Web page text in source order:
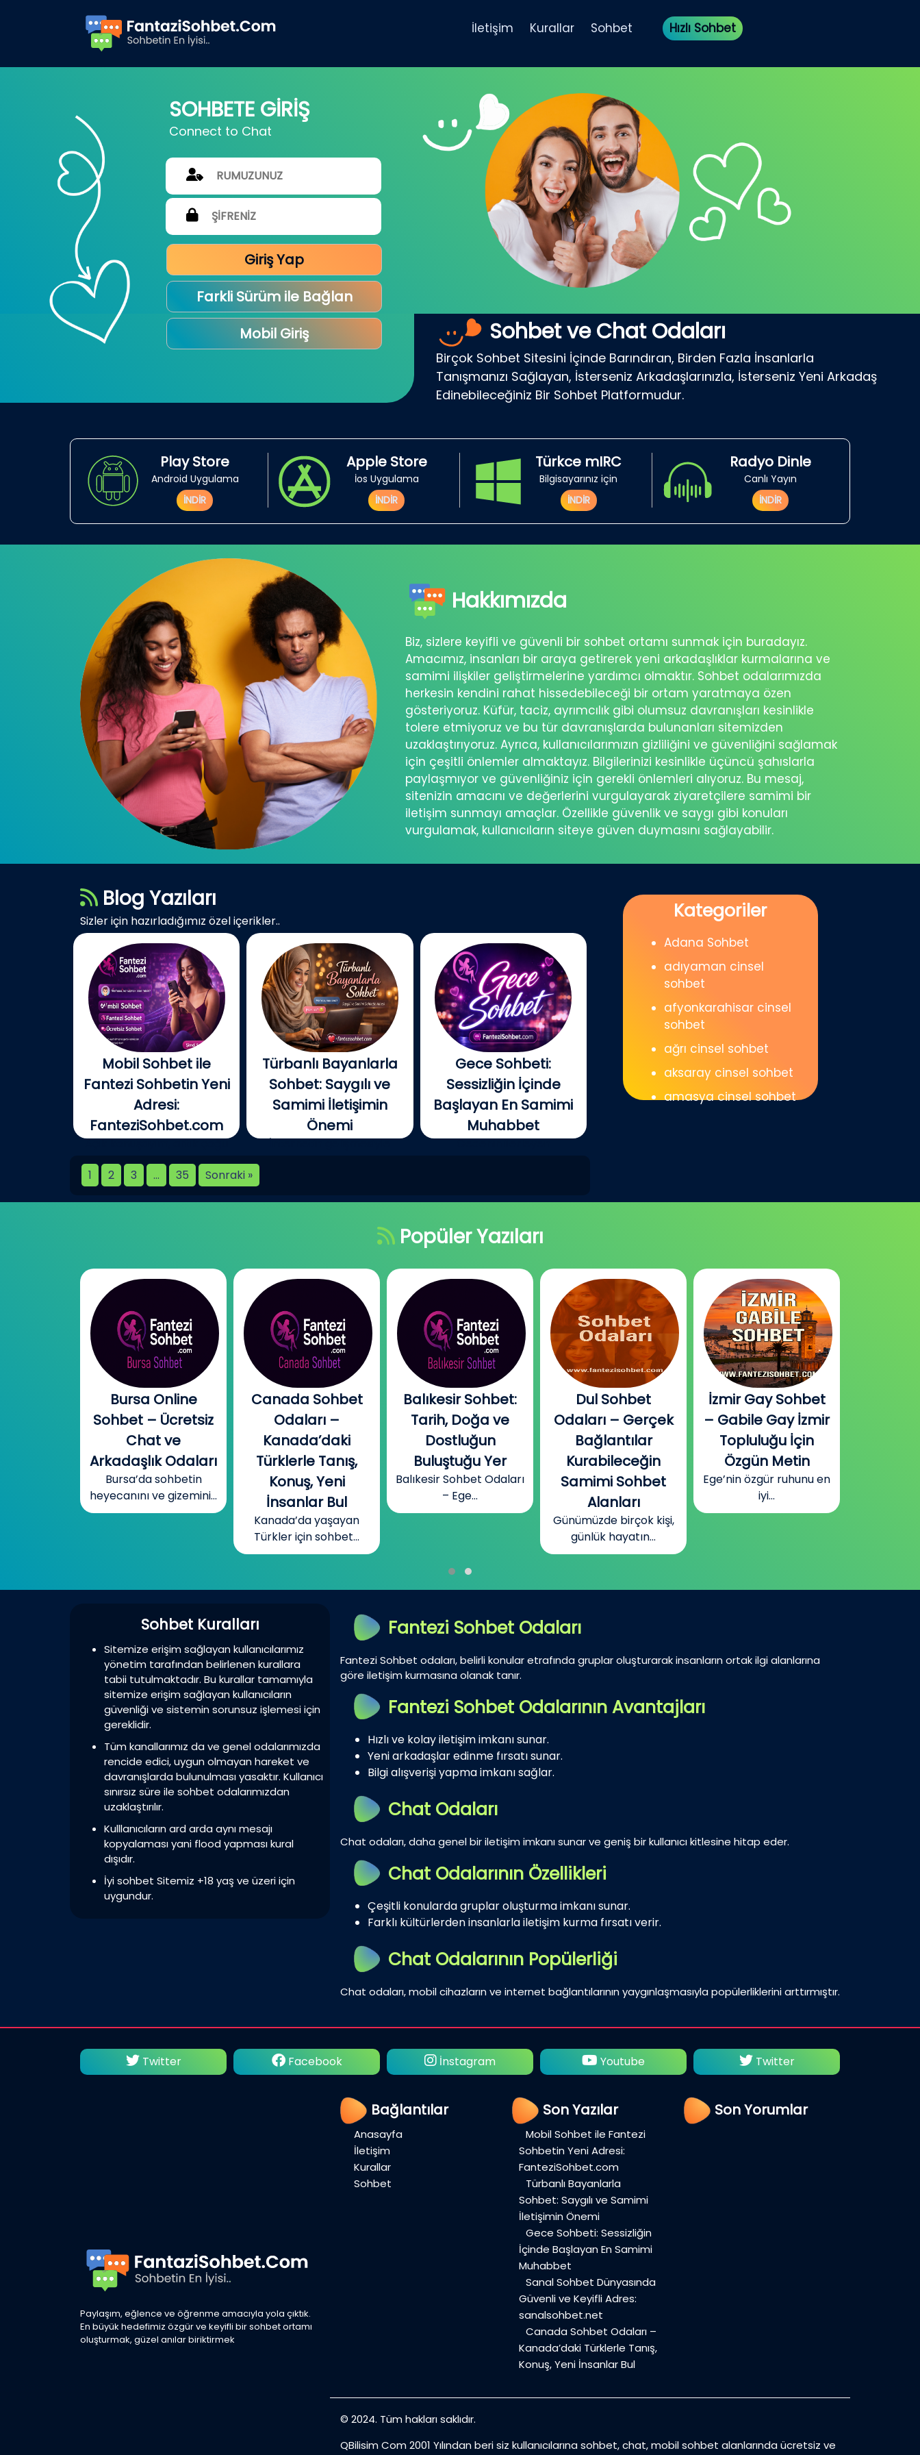
İletişim Kurallar Sohbet Hızlı Sohbet
SOHBETE GİRİŞ
Connect to Chat
Giriş Yap
Farkli Sürüm ile Bağlan
Mobil Giriş
Sohbet ve Chat Odaları
Birçok Sohbet Sitesini İçinde Barındıran, Birden Fazla İnsanlarla
Tanışmanızı Sağlayan, İsterseniz Arkadaşlarınızla, İsterseniz Yeni Arkadaş
Edinebileceğiniz Bir Sohbet Platformudur.
Play Store
Android Uygulama
İNDİR
Apple Store
İos Uygulama
İNDİR
Türkce mIRC
Bilgisayarınız için
İNDİR
Radyo Dinle
Canlı Yayın
İNDİR
Hakkımızda
Biz, sizlere keyifli ve güvenli bir sohbet ortamı sunmak için buradayız.
Amacımız, insanları bir araya getirerek yeni arkadaşlıklar kurmalarına ve
samimi ilişkiler geliştirmelerine yardımcı olmaktır. Sohbet odalarımızda
herkesin kendini rahat hissedebileceği bir ortam yaratmaya özen
gösteriyoruz. Küfür, taciz, ayrımcılık gibi olumsuz davranışları kesinlikle
tolere etmiyoruz ve bu tür davranışlarda bulunanları sitemizden
uzaklaştırıyoruz. Ayrıca, kullanıcılarımızın gizliliğini ve güvenliğini sağlamak
için çeşitli önlemler almaktayız. Bilgilerinizi kesinlikle üçüncü şahıslarla
paylaşmıyor ve güvenliğiniz için gerekli önlemleri alıyoruz. Bu mesaj,
sitenizin amacını ve değerlerini vurgulayarak ziyaretçilere samimi bir
iletişim sunmayı amaçlar. Özellikle güvenlik ve saygı gibi konuları
vurgulamak, kullanıcıların siteye güven duymasını sağlayabilir.
Blog Yazıları
Sizler için hazırladığımız özel içerikler..
Mobil Sohbet ile
Fantezi Sohbetin Yeni
Adresi:
FanteziSohbet.com
Açık konuşayım, artık çoğu
kişi...
Türbanlı Bayanlarla
Sohbet: Saygılı ve
Samimi İletişimin
Önemi
İnternetin gelişmesiyle
Gece Sohbeti:
Sessizliğin İçinde
Başlayan En Samimi
Muhabbet
Gecenin ilerleyen
1
2 3 … 35 Sonraki »
Kategoriler
Adana Sohbet
adıyaman cinsel
sohbet
afyonkarahisar cinsel
sohbet
ağrı cinsel sohbet
aksaray cinsel sohbet
amasya cinsel sohbet
Popüler Yazıları
Bursa Online
Sohbet – Ücretsiz
Chat ve
Arkadaşlık Odaları
Bursa’da sohbetin
heyecanını ve gizemini...
Canada Sohbet
Odaları –
Kanada’daki
Türklerle Tanış,
Konuş, Yeni
İnsanlar Bul
Kanada’da yaşayan
Türkler için sohbet...
Balıkesir Sohbet:
Tarih, Doğa ve
Dostluğun
Buluştuğu Yer
Balıkesir Sohbet Odaları
– Ege...
Dul Sohbet
Odaları – Gerçek
Bağlantılar
Kurabileceğin
Samimi Sohbet
Alanları
Günümüzde birçok kişi,
günlük hayatın...
İzmir Gay Sohbet
– Gabile Gay İzmir
Topluluğu İçin
Özgün Metin
Ege’nin özgür ruhunu en
iyi...
Sohbet Kuralları
Sitemize erişim sağlayan kullanıcılarımız
yönetim tarafından belirlenen kurallara
tabii tutulmaktadır. Bu kurallar tamamıyla
sitemize erişim sağlayan kullanıcıların
güvenliği ve sistemin sorunsuz işlemesi için
gereklidir.
Tüm kanallarımız da ve genel odalarımızda
rencide edici, uygun olmayan hareket ve
davranışlarda bulunulması yasaktır. Kullanıcı
sınırsız süre ile sohbet odalarımızdan
uzaklaştırılır.
Kulllanıcıların ard arda aynı mesajı
kopyalaması yani flood yapması kural
dışıdır.
İyi sohbet Sitemiz +18 yaş ve üzeri için
uygundur.
Fantezi Sohbet Odaları
Fantezi Sohbet odaları, belirli konular etrafında gruplar oluşturarak insanların ortak ilgi alanlarına
göre iletişim kurmasına olanak tanır.
Fantezi Sohbet Odalarının Avantajları
Hızlı ve kolay iletişim imkanı sunar.
Yeni arkadaşlar edinme fırsatı sunar.
Bilgi alışverişi yapma imkanı sağlar.
Chat Odaları
Chat odaları, daha genel bir iletişim imkanı sunar ve geniş bir kullanıcı kitlesine hitap eder.
Chat Odalarının Özellikleri
Çeşitli konularda gruplar oluşturma imkanı sunar.
Farklı kültürlerden insanlarla iletişim kurma fırsatı verir.
Chat Odalarının Popülerliği
Chat odaları, mobil cihazların ve internet bağlantılarının yaygınlaşmasıyla popülerliklerini arttırmıştır.
Twitter Facebook İnstagram Youtube Twitter
Paylaşım, eğlence ve öğrenme amacıyla yola çıktık.
En büyük hedefimiz özgür ve keyifli bir sohbet ortamı
oluşturmak, güzel anılar biriktirmek
Bağlantılar
Anasayfa
İletişim
Kurallar
Sohbet
Son Yazılar
Mobil Sohbet ile Fantezi
Sohbetin Yeni Adresi:
FanteziSohbet.com
Türbanlı Bayanlarla
Sohbet: Saygılı ve Samimi
İletişimin Önemi
Gece Sohbeti: Sessizliğin
İçinde Başlayan En Samimi
Muhabbet
Sanal Sohbet Dünyasında
Güvenli ve Keyifli Adres:
sanalsohbet.net
Canada Sohbet Odaları –
Kanada’daki Türklerle Tanış,
Konuş, Yeni İnsanlar Bul
Son Yorumlar
© 2024. Tüm hakları saklıdır.
QBilisim Com 2001 Yılından beri siz kullanıcılarına sohbet, chat, mobil sohbet alanlarında ücretsiz ve